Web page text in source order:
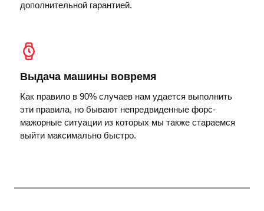
дополнительной гарантией.
Выдача машины вовремя
Как правило в 90% случаев нам удается выполнить
эти правила, но бывают непредвиденные форс-
мажорные ситуации из которых мы также стараемся
выйти максимально быстро.